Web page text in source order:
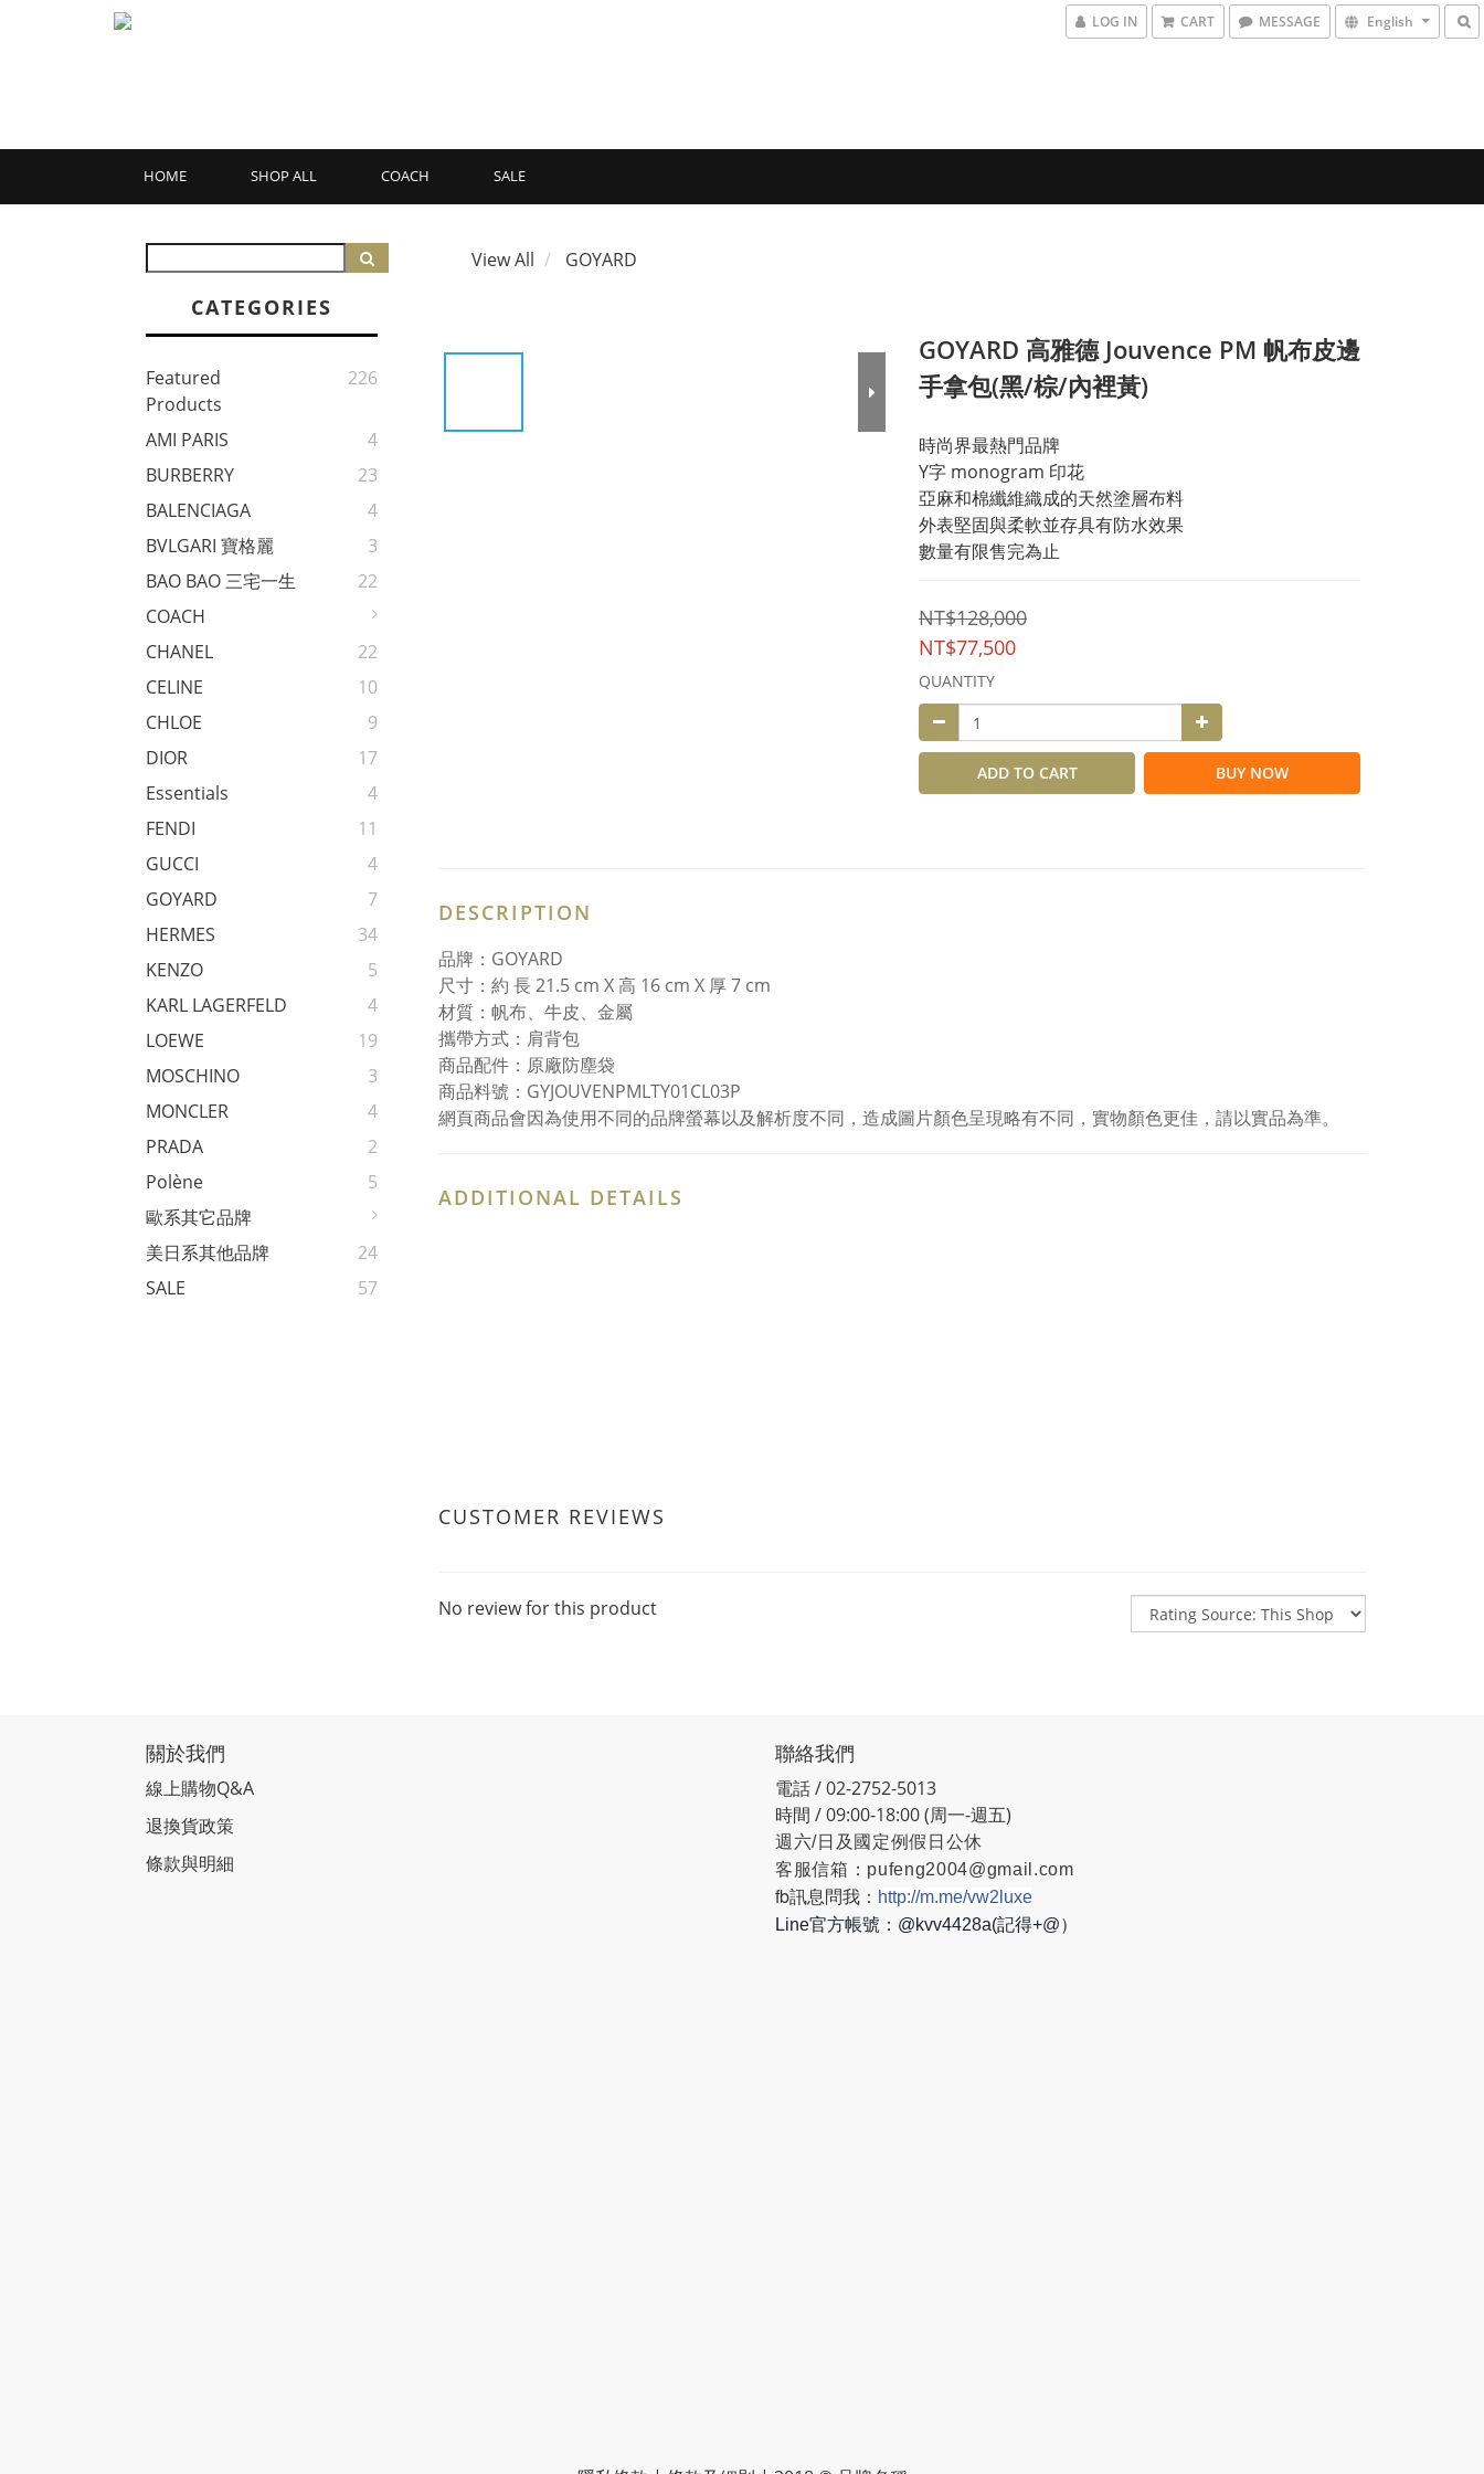
LOG IN CART MESSAGE English
HOME SHOP ALL COACH SALE
CATEGORIES
Featured
Products
226
AMI PARIS
4
BURBERRY
23
BALENCIAGA
4
BVLGARI 寶格麗
3
BAO BAO 三宅一生
22
COACH
CHANEL
22
CELINE
10
CHLOE
9
DIOR
17
Essentials
4
FENDI
11
GUCCI
4
GOYARD
7
HERMES
34
KENZO
5
KARL LAGERFELD
4
LOEWE
19
MOSCHINO
3
MONCLER
4
PRADA
2
Polène
5
歐系其它品牌
美日系其他品牌
24
SALE
57
View All GOYARD
GOYARD 高雅德 Jouvence PM 帆布皮邊
手拿包(黑/棕/內裡黃)
時尚界最熱門品牌
Y字 monogram 印花
亞麻和棉纖維織成的天然塗層布料
外表堅固與柔軟並存具有防水效果
數量有限售完為止
NT$128,000
NT$77,500
QUANTITY
ADD TO CART BUY NOW
DESCRIPTION
品牌：GOYARD
尺寸：約 長 21.5 cm X 高 16 cm X 厚 7 cm
材質：帆布、牛皮、金屬
攜帶方式：肩背包
商品配件：原廠防塵袋
商品料號：GYJOUVENPMLTY01CL03P
網頁商品會因為使用不同的品牌螢幕以及解析度不同，造成圖片顏色呈現略有不同，實物顏色更佳，請以實品為準。
ADDITIONAL DETAILS
CUSTOMER REVIEWS
No review for this product
關於我們
線上購物Q&A
退換貨政策
條款與明細
聯絡我們
電話 / 02-2752-5013
時間 / 09:00-18:00 (周一-週五)
週六/日及國定例假日公休
客服信箱： pufeng2004@gmail.com
fb訊息問我： http://m.me/vw2luxe
Line官方帳號：@kvv4428a(記得+@）